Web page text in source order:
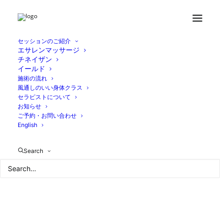
セッションのご紹介
エサレンマッサージ
チネイザン
イールド
施術の流れ
風通しのいい身体クラス
セラピストについて
お知らせ
ご予約・お問い合わせ
English
Search